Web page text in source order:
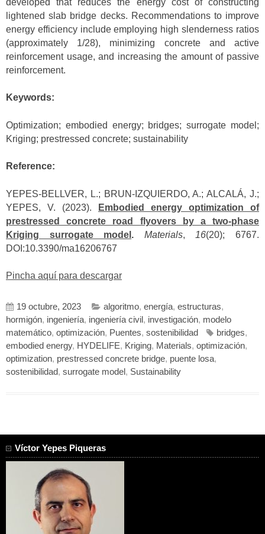
developed that reduces the energy cost of constructing
lightened slab bridge decks. Recommendations to improve
energy efficiency include employing high slenderness ratios
(approximately 1/28), minimizing concrete and active
reinforcement usage, and increasing the amount of passive
reinforcement.
Keywords:
Optimization; embodied energy; bridges; surrogate model;
Kriging; prestressed concrete; sustainability
Reference:
YEPES-BELLVER, L.; BRUN-IZQUIERDO, A.; ALCALÁ, J.;
YEPES, V. (2023).
Embodied energy optimization of
prestressed concrete road flyovers by a two-phase
Kriging surrogate model . Materials, 16(20); 6767.
DOI:10.3390/ma16206767
Pincha aquí para descargar
19 octubre, 2023 algoritmo, energía, estructuras,
hormigón, ingeniería, ingeniería civil , investigación, modelo
matemático, optimización, Puentes, sostenibilidad bridges,
embodied energy, HYDELIFE, Kriging, Materials, optimización,
optimization, prestressed concrete bridge, puente losa,
sostenibilidad, surrogate model , Sustainability
Víctor Yepes Piqueras